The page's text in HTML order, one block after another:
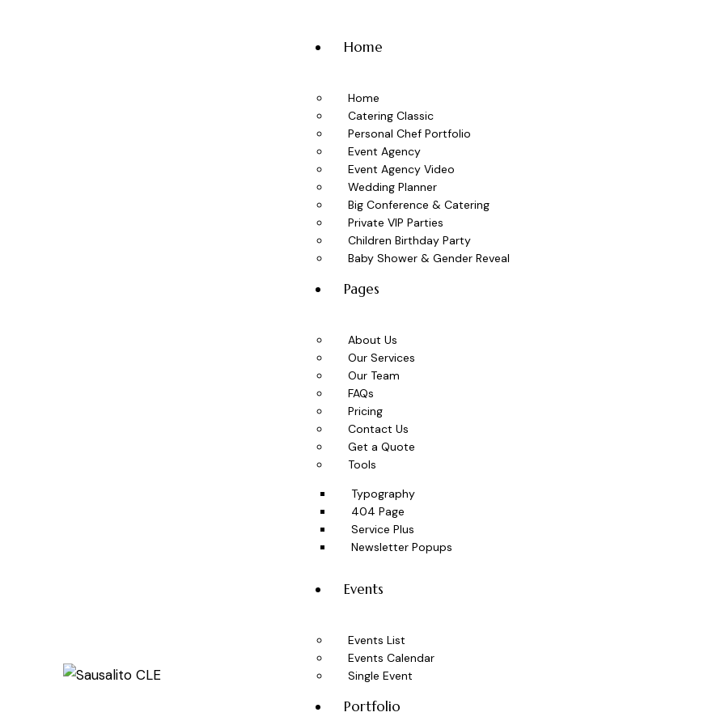
Home
Home
Catering Classic
Personal Chef Portfolio
Event Agency
Event Agency Video
Wedding Planner
Big Conference & Catering
Private VIP Parties
Children Birthday Party
Baby Shower & Gender Reveal
Pages
About Us
Our Services
Our Team
FAQs
Pricing
Contact Us
Get a Quote
Tools
Typography
404 Page
Service Plus
Newsletter Popups
Events
Events List
Events Calendar
Single Event
Portfolio